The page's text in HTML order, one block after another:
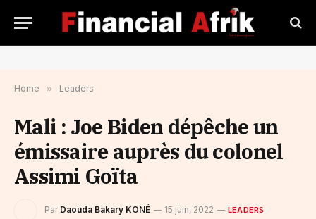
Home » Leaders
Mali : Joe Biden dépêche un
émissaire auprès du colonel
Assimi Goïta
Par Daouda Bakary KONÉ 15 juin, 2022 LEADERS